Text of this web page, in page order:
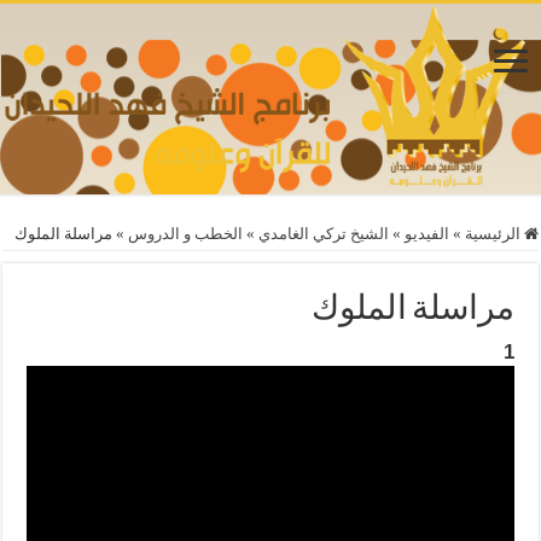
الرئيسية » الفيديو » الشيخ تركي الغامدي » الخطب و الدروس » مراسلة الملوك
مراسلة الملوك
1